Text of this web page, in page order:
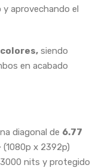
aprovechando el
siendo
en acabado
diagonal de 6.77
(1080p x 2392p)
nits y protegido